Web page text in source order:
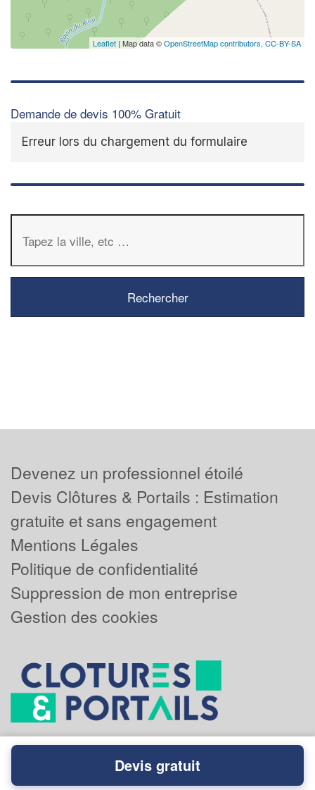
Leaflet | Map data ©OpenStreetMap contributors, CC-BY-SA
Demande de devis 100% Gratuit
Erreur lors du chargement du formulaire
Devenez un professionnel étoilé
Devis Clôtures & Portails : Estimation
gratuite et sans engagement
Mentions Légales
Politique de confidentialité
Suppression de mon entreprise
Gestion des cookies
Powered byPlus que pro
Devis gratuit